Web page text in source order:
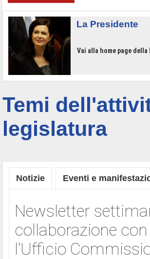
La Presidente
Vai alla home page
Temi
legislatura
Notizie Eventi e
Newsletter
collaborazione
l'Ufficio